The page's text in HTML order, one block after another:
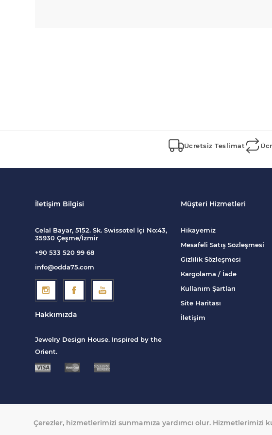
Ücretsiz Teslimat
İletişim Bilgisi
Celal Bayar, 5152. Sk. Swissotel İçi No:43,
35930 Çeşme/İzmir
+90 533 520 99 68
info@odda75.com
Müşteri Hizmetleri
Hikayemiz
Mesafeli Satış Sözleşmesi
Gizlilik Sözleşmesi
Kargolama / İade
Kullanım Şartları
Site Haritası
İletişim
Hakkımızda
Jewelry Design House. Inspired by the
Orient.
Telif hakkı © 2026 Odda 75. Tüm hakları saklıdır.
Çerezler, hizmetlerimizi sunmamıza yardımcı olur.